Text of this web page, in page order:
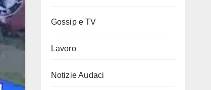
Gossip e TV
Lavoro
Notizie Audaci